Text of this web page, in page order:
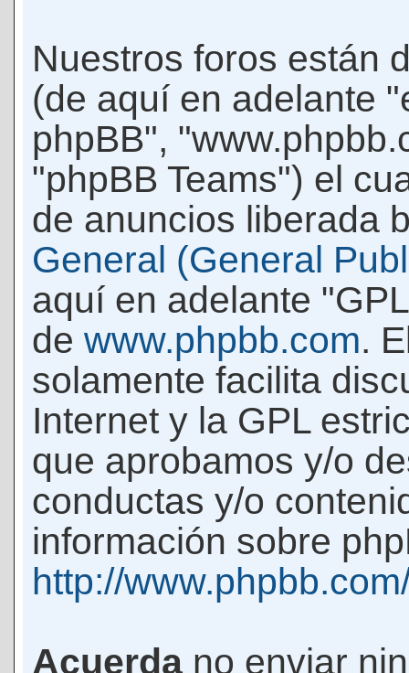
Nuestros foros están
(de aquí en adelante
phpBB",
"phpBB Teams") el
de anuncios liberada
General (General
aquí en adelante
de www.phpbb.com.
solamente facilita
Internet y la GPL
que aprobamos y/o
conductas y/o
información sobre
http://
Acuerda no enviar